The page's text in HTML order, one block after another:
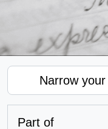
Narrow
Part of